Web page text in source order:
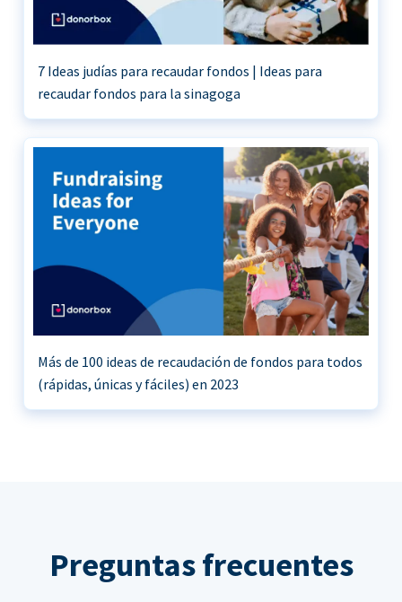
7 Ideas judías para recaudar fondos | Ideas para
recaudar fondos para la sinagoga
Más de 100 ideas de recaudación de fondos para todos
(rápidas, únicas y fáciles) en 2023
Preguntas frecuentes